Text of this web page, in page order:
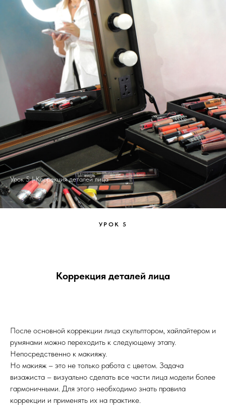
Урок 5 | Коррекция деталей лица
УРОК 5
Коррекция деталей лица
После основной коррекции лица скульптором, хайлайтером и
румянами можно переходить к следующему этапу.
Непосредственно к макияжу.
Но макияж – это не только работа с цветом. Задача
визажиста – визуально сделать все части лица модели более
гармоничными. Для этого необходимо знать правила
коррекции и применять их на практике.